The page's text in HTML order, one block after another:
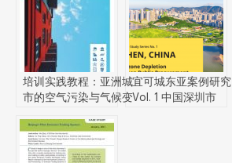
东南亚秘书处
培训实践教程：亚洲城
市的空气污染与气候变
宜可城东亚案例研究
Vol. 1 中国深圳市